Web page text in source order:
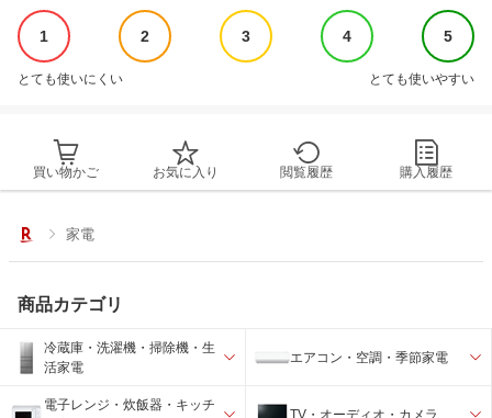
1 2 3 4 5
とても使いにくい とても使いやすい
買い物かご お気に入り 閲覧履歴 購入履歴
家電
商品カテゴリ
冷蔵庫・洗濯機・掃除機・生
活家電
エアコン・空調・季節家電
電子レンジ・炊飯器・キッチ
TV・オーディオ・カメラ